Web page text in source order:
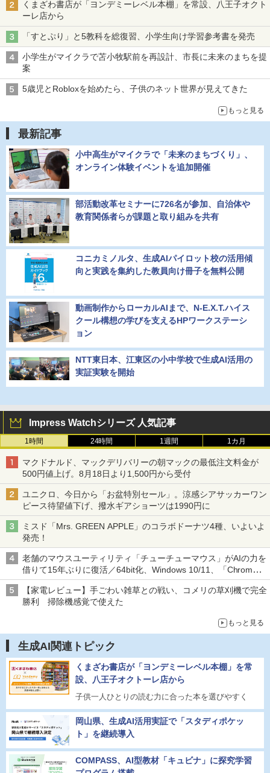
くまざわ書店が「ヨンデミーレベル本棚」を常設、八王子オクト
ーレ店から
「すとぷり」と5教科を総復習、小学生向け学習参考書を発売
小学生がマイクラで苫小牧駅前を再設計、市長に未来のまちを提
案
5歳児とRobloxを始めたら、子供のネット世界が見えてきた
もっと見る
最新記事
小中高生がマイクラで「未来のまちづくり」、
オンライン体験イベントを追加開催
部活動改革セミナーに726名が参加、自治体や
教育関係者らが課題と取り組みを共有
コニカミノルタ、生成AIパイロット校の活用傾
向と実践を集約した教員向け冊子を無料公開
動画制作からローカルAIまで、N-E.X.T.ハイス
クール構想の学びを支えるHPワークステーシ
ョン
NTT東日本、江東区の小中学校で生成AI活用の
実証実験を開始
Impress Watchシリーズ 人気記事
1時間 24時間 1週間 1カ月
マクドナルド、マックデリバリーの朝マックの最低注文料金が
500円値上げ。8月18日より1,500円から受付
ユニクロ、今日から「お盆特別セール」。涼感シアサッカーワン
ピース待望値下げ、撥水ギアショーツは1990円に
ミスド「Mrs. GREEN APPLE」のコラボドーナツ4種、いよいよ
発売！
老舗のマウスユーティリティ「チューチューマウス」がAIの力を
借りて15年ぶりに復活／64bit化、Windows 10/11、「Chrome」
も走り回る。復活記念で2026年末まで500円
【家電レビュー】手ごわい雑草との戦い、コメリの草刈機で完全
勝利 掃除機感覚で使えた
もっと見る
生成AI関連トピック
くまざわ書店が「ヨンデミーレベル本棚」を常
設、八王子オクトーレ店から
子供一人ひとりの読む力に合った本を選びやすく
岡山県、生成AI活用実証で「スタディポケッ
ト」を継続導入
COMPASS、AI型教材「キュビナ」に探究学習